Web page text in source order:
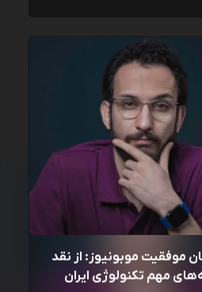
موفقیت موبونیوز: از نقد
مهم تکنولوژی ایران